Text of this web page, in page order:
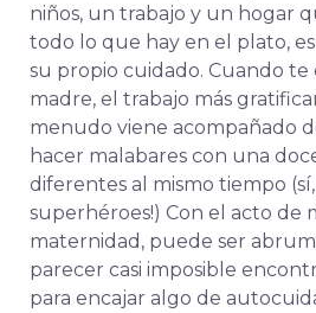
niños, un trabajo y un hogar
todo lo que hay en el plato,
su propio cuidado. Cuando te
madre, el trabajo más
menudo viene acompañado
hacer malabares con una
diferentes al mismo tiempo (sí,
superhéroes!) Con el acto de
maternidad, puede ser
parecer casi imposible
para encajar algo de